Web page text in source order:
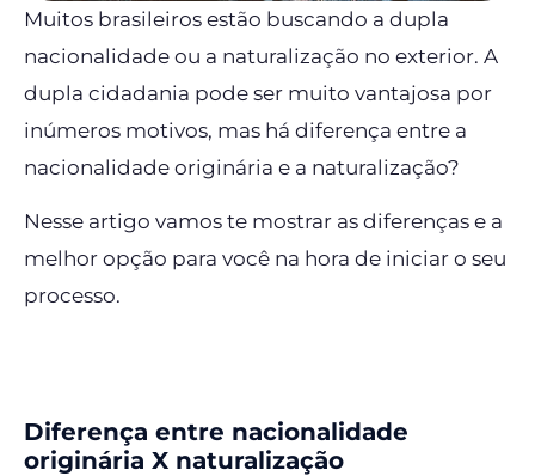
Muitos brasileiros estão buscando a dupla
nacionalidade ou a naturalização no exterior. A
dupla cidadania pode ser muito vantajosa por
inúmeros motivos, mas há diferença entre a
nacionalidade originária e a naturalização?
Nesse artigo vamos te mostrar as diferenças e a
melhor opção para você na hora de iniciar o seu
processo.
Diferença entre nacionalidade
originária X naturalização